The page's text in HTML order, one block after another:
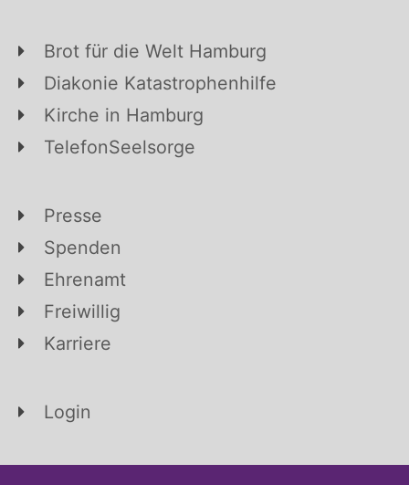
Brot für die Welt Hamburg
Diakonie Katastrophenhilfe
Kirche in Hamburg
TelefonSeelsorge
Presse
Spenden
Ehrenamt
Freiwillig
Karriere
Login